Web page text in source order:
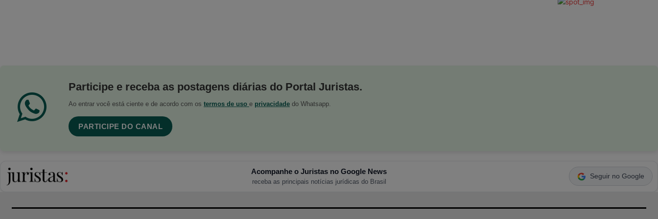
Participe e receba as postagens diárias do Portal Juristas.
Ao entrar você está ciente e de acordo com os termos de uso e privacidade do Whatsapp.
PARTICIPE DO CANAL
Acompanhe o Juristas no Google News
receba as principais notícias jurídicas do Brasil
Seguir no Google